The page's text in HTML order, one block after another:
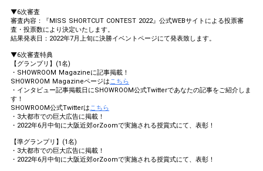
▼6次審査
審査内容：『MISS SHORTCUT CONTEST 2022』公式WEBサイトによる投票審
査・投票数により決定いたします。
結果発表日：2022年7月上旬に決勝イベントページにて発表致します。
▼6次審査特典
【グランプリ】(1名)
・SHOWROOM Magazineに記事掲載！
SHOWROOM Magazineページはこちら
・インタビュー記事掲載日にSHOWROOM公式Twitterであなたの記事をご紹介しま
す！
SHOWROOM公式Twitterはこちら
・3大都市での巨大広告に掲載！
・2022年6月中旬に大阪近郊orZoomで実施される授賞式にて、表彰！
【準グランプリ】(1名)
・3大都市での巨大広告に掲載！
・2022年6月中旬に大阪近郊orZoomで実施される授賞式にて、表彰！